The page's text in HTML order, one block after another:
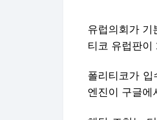
유럽의회가 기
티코 유럽판이
폴리티코가
엔진이 구글에